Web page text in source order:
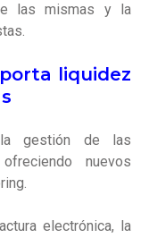
las mismas y la
liquidez
la gestión de las
nuevos
electrónica, la